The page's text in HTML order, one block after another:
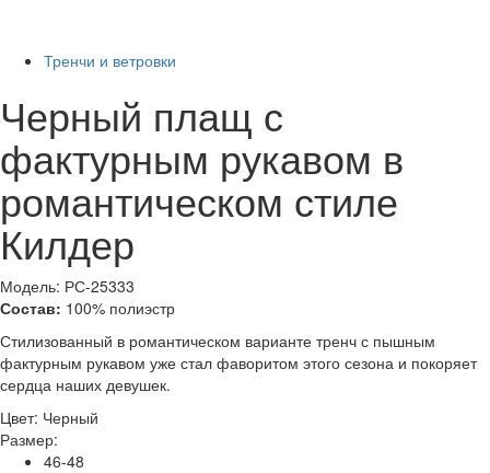
Тренчи и ветровки
Черный плащ с
фактурным рукавом в
романтическом стиле
Килдер
Модель: РС-25333
Состав: 100% полиэстр
Стилизованный в романтическом варианте тренч с пышным
фактурным рукавом уже стал фаворитом этого сезона и покоряет
сердца наших девушек.
Цвет: Черный
Размер:
46-48